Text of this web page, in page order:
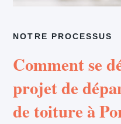
NOTRE PROCESSUS
Comment se
projet de
de toiture à